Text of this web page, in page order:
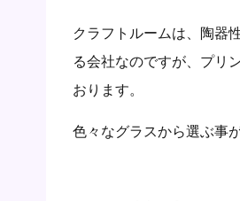
クラフトルームは、陶器
る会社なのですが、プリ
おります。
色々なグラスから選ぶ事